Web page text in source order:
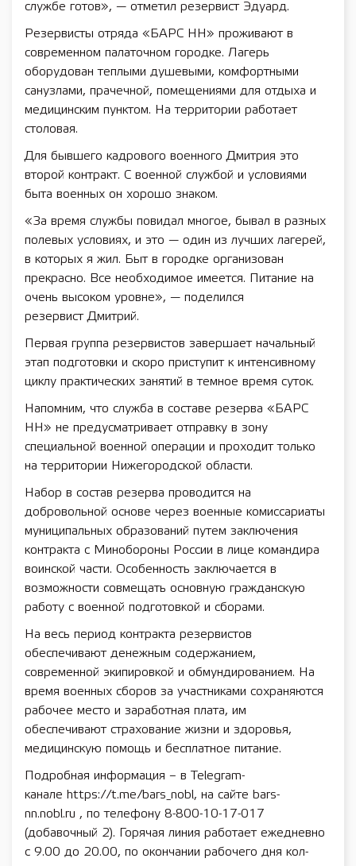
службе готов», — отметил резервист Эдуард.
Резервисты отряда «БАРС НН» проживают в
современном палаточном городке. Лагерь
оборудован теплыми душевыми, комфортными
санузлами, прачечной, помещениями для отдыха и
медицинским пунктом. На территории работает
столовая.
Для бывшего кадрового военного Дмитрия это
второй контракт. С военной службой и условиями
быта военных он хорошо знаком.
«За время службы повидал многое, бывал в разных
полевых условиях, и это — один из лучших лагерей,
в которых я жил. Быт в городке организован
прекрасно. Все необходимое имеется. Питание на
очень высоком уровне», — поделился
резервист Дмитрий.
Первая группа резервистов завершает начальный
этап подготовки и скоро приступит к интенсивному
циклу практических занятий в темное время суток.
Напомним, что служба в составе резерва «БАРС
НН» не предусматривает отправку в зону
специальной военной операции и проходит только
на территории Нижегородской области.
Набор в состав резерва проводится на
добровольной основе через военные комиссариаты
муниципальных образований путем заключения
контракта с Минобороны России в лице командира
воинской части. Особенность заключается в
возможности совмещать основную гражданскую
работу с военной подготовкой и сборами.
На весь период контракта резервистов
обеспечивают денежным содержанием,
современной экипировкой и обмундированием. На
время военных сборов за участниками сохраняются
рабочее место и заработная плата, им
обеспечивают страхование жизни и здоровья,
медицинскую помощь и бесплатное питание.
Подробная информация – в Telegram-
канале https://t.me/bars_nobl, на сайте bars-
nn.nobl.ru , по телефону 8-800-10-17-017
(добавочный 2). Горячая линия работает ежедневно
с 9.00 до 20.00, по окончании рабочего дня кол-